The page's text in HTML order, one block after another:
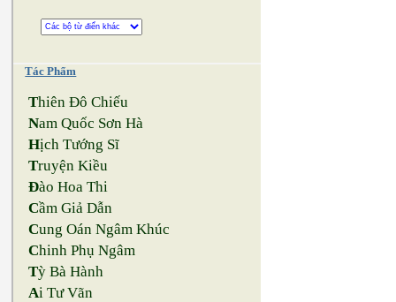
Tác Phẩm
Thiên Đô Chiếu
Nam Quốc Sơn Hà
Hịch Tướng Sĩ
Truyện Kiều
Đào Hoa Thi
Cầm Giả Dẫn
Cung Oán Ngâm Khúc
Chinh Phụ Ngâm
Tỳ Bà Hành
Ai Tư Vãn